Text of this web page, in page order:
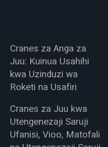
Cranes za Anga za
Juu: Kuinua Usahihi
kwa Uzinduzi wa
Roketi na Usafiri
Cranes za Juu kwa
Utengenezaji Saruji
Ufanisi, Vioo, Matofali